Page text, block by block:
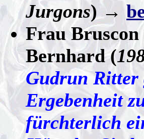
Jurgons) →
Frau
Bernhard (
Gudrun Ritter
Ergebenheit
fürchterlich